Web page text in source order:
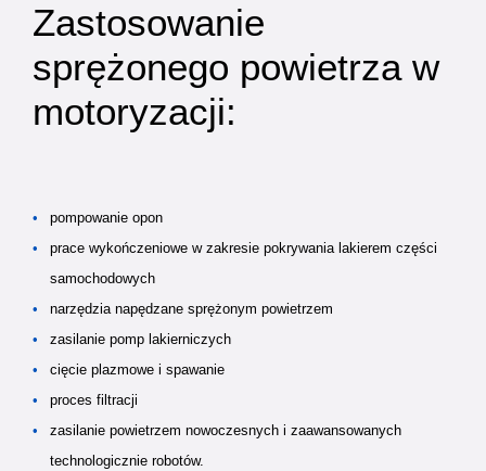
Zastosowanie
sprężonego powietrza w
motoryzacji:
pompowanie opon
prace wykończeniowe w zakresie pokrywania lakierem części
samochodowych
narzędzia napędzane sprężonym powietrzem
zasilanie pomp lakierniczych
cięcie plazmowe i spawanie
proces filtracji
zasilanie powietrzem nowoczesnych i zaawansowanych
technologicznie robotów.